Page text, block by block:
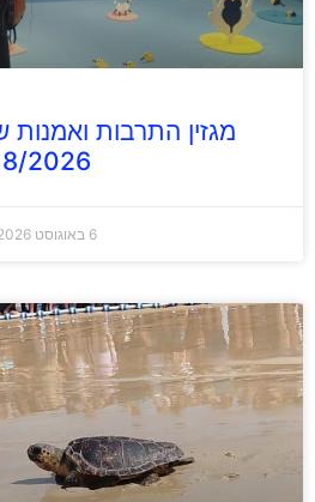
מגזין התרבות
8/2026
6 באוגוסט 2026